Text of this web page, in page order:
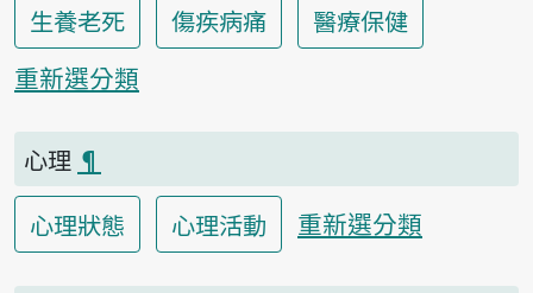
生養老死
傷疾病痛
醫療保健
重新選分類
心理 ¶
心理狀態
心理活動 重新選分類